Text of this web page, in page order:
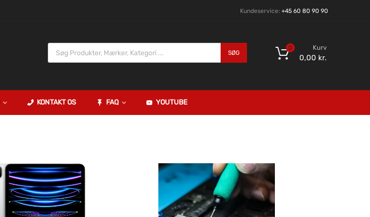
Kundeservice: +45 60 80 90 90
SØG
Kurv
0,00 kr.
0
KONTAKT OS FAQ YOUTUBE